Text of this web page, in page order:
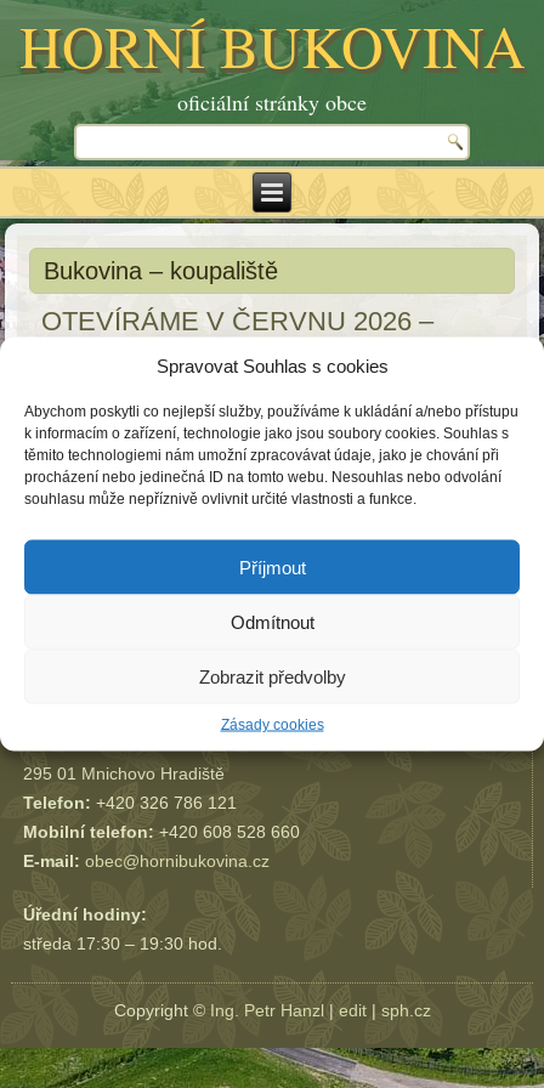
Spravovat Souhlas s cookies
Abychom poskytli co nejlepší služby, používáme k ukládání a/nebo přístupu
k informacím o zařízení, technologie jako jsou soubory cookies. Souhlas s
těmito technologiemi nám umožní zpracovávat údaje, jako je chování při
procházení nebo jedinečná ID na tomto webu. Nesouhlas nebo odvolání
souhlasu může nepříznivě ovlivnit určité vlastnosti a funkce.
Příjmout
Odmítnout
Zobrazit předvolby
Zásady cookies
HORNÍ BUKOVINA
oficiální stránky obce
Bukovina – koupaliště
OTEVÍRÁME V ČERVNU 2026 –
TĚŠÍME SE NA VÁS
REZERVAČNÍ SYSTÉM NA CHATKY SPOUŠTÍME V
DUBNU.
STANOVÁ A KARAVANOVÁ MÍSTA NEREZERVUJEME.
Provozovatelem koupaliště je obec Horní Bukovina.
Helena Baboráková
295 01 Mnichovo Hradiště
Telefon: +420 326 786 121
Mobilní telefon: +420 608 528 660
E-mail: obec@hornibukovina.cz
Úřední hodiny:
středa 17:30 – 19:30 hod.
Copyright © Ing. Petr Hanzl | edit| sph.cz